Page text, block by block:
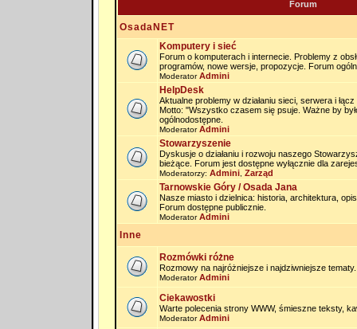
Forum
OsadaNET
Komputery i sieć
Forum o komputerach i internecie. Problemy z
programów, nowe wersje, propozycje. Forum
ModeratorAdmini
HelpDesk
Aktualne problemy w działaniu sieci, serwera i
Motto: "Wszystko czasem się psuje. Ważne by
ogólnodostępne.
ModeratorAdmini
Stowarzyszenie
Dyskusje o działaniu i rozwoju naszego
bieżące. Forum jest dostępne wyłącznie dla
Moderatorzy: Admini, Zarząd
Tarnowskie Góry / Osada Jana
Nasze miasto i dzielnica: historia, architektura,
Forum dostępne publicznie.
ModeratorAdmini
Inne
Rozmówki różne
Rozmowy na najróżniejsze i najdziwniejsze tematy.
ModeratorAdmini
Ciekawostki
Warte polecenia strony WWW, śmieszne teksty,
ModeratorAdmini